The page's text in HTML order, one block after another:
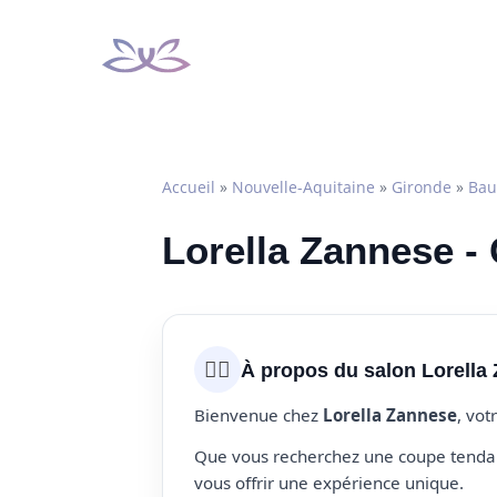
Accueil » Nouvelle-Aquitaine » Gironde »
Lorella Zannese
💇‍♀️ À propos du salon Lorella
Bienvenue chez Lorella Zannese,
Que vous recherchez une coupe
vous offrir une expérience unique.